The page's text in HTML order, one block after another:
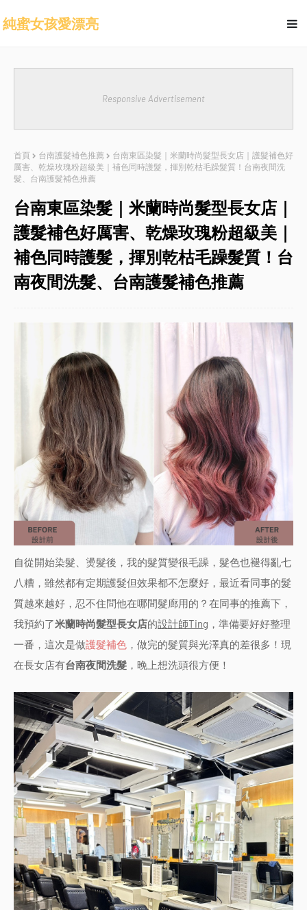
純蜜女孩愛漂亮
Responsive Advertisement
首頁 台南護髮補色推薦
台南東區染髮｜米蘭時尚髮型長女店｜護髮補色好
厲害、乾燥玫瑰粉超級美｜補色同時護髮，揮別乾枯毛躁髮質！台南夜間洗
髮、台南護髮補色推薦
台南東區染髮｜米蘭時尚髮型長女店｜
護髮補色好厲害、乾燥玫瑰粉超級美｜
補色同時護髮，揮別乾枯毛躁髮質！台
南夜間洗髮、台南護髮補色推薦
自從開始染髮、燙髮後，我的髮質變很毛躁，髮色也褪得亂七
八糟，雖然都有定期護髮但效果都不怎麼好，最近看同事的髮
質越來越好，忍不住問他在哪間髮廊用的？在同事的推薦下，
我預約了米蘭時尚髮型長女店的設計師Ting ，準備要好好整理
一番，這次是做護髮補色 ，做完的髮質與光澤真的差很多！現
在長女店有台南夜間洗髮 ，晚上想洗頭很方便！